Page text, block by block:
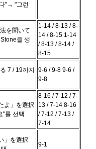
"→ "그런
を聞いて
을 생
1-14 / 8-13 / 8-
14 / 8-15 1-14
/ 8-13 / 8-14 /
8-15
7 / 19까지
9-6 / 9-8 9-6 /
9-8
よ」を選択
"를 선택
8-16 / 7-12 / 7-
13 / 7-14 8-16
/ 7-12 / 7-13 /
7-14
」を選択
9-1